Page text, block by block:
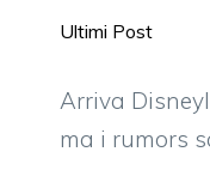
Ultimi Post
Arriva
ma i rumors